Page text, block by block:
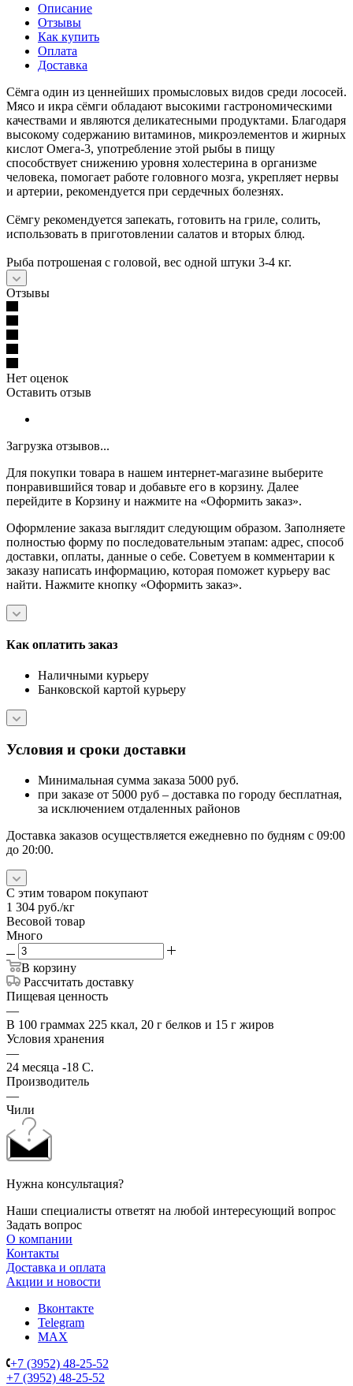
Описание
Отзывы
Как купить
Оплата
Доставка
Сёмга один из ценнейших промысловых видов среди лососей.
Мясо и икра сёмги обладают высокими гастрономическими
качествами и являются деликатесными продуктами. Благодаря
высокому содержанию витаминов, микроэлементов и жирных
кислот Омега-3, употребление этой рыбы в пищу
способствует снижению уровня холестерина в организме
человека, помогает работе головного мозга, укрепляет нервы
и артерии, рекомендуется при сердечных болезнях.
Сёмгу рекомендуется запекать, готовить на гриле, солить,
использовать в приготовлении салатов и вторых блюд.
Рыба потрошеная с головой, вес одной штуки 3-4 кг.
Отзывы
Нет оценок
Оставить отзыв
Загрузка отзывов...
Для покупки товара в нашем интернет-магазине выберите
понравившийся товар и добавьте его в корзину. Далее
перейдите в Корзину и нажмите на «Оформить заказ».
Оформление заказа выглядит следующим образом. Заполняете
полностью форму по последовательным этапам: адрес, способ
доставки, оплаты, данные о себе. Советуем в комментарии к
заказу написать информацию, которая поможет курьеру вас
найти. Нажмите кнопку «Оформить заказ».
Как оплатить заказ
Наличными курьеру
Банковской картой курьеру
Условия и сроки доставки
Минимальная сумма заказа 5000 руб.
при заказе от 5000 руб – доставка по городу бесплатная,
за исключением отдаленных районов
Доставка заказов осуществляется ежедневно по будням с 09:00
до 20:00.
С этим товаром покупают
1 304 руб./кг
Весовой товар
Много
В корзину
Рассчитать доставку
Пищевая ценность
—
В 100 граммах 225 ккал, 20 г белков и 15 г жиров
Условия хранения
—
24 месяца -18 С.
Производитель
—
Чили
Нужна консультация?
Наши специалисты ответят на любой интересующий вопрос
Задать вопрос
О компании
Контакты
Доставка и оплата
Акции и новости
Вконтакте
Telegram
MAX
+7 (3952) 48-25-52
+7 (3952) 48-25-52